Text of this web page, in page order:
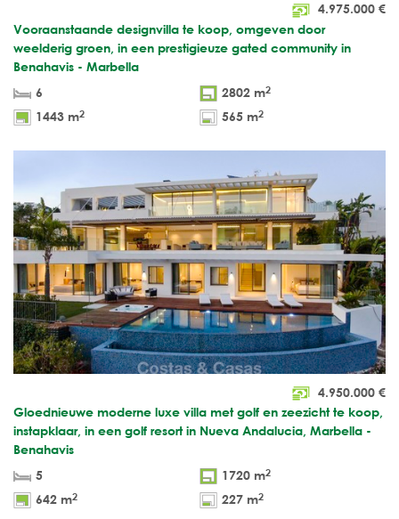
4.975.000 €
Vooraanstaande designvilla te koop, omgeven door
weelderig groen, in een prestigieuze gated community in
Benahavis - Marbella
6
2802 m2
1443 m2 565 m2
4.950.000 €
Gloednieuwe moderne luxe villa met golf en zeezicht te koop,
instapklaar, in een golf resort in Nueva Andalucia, Marbella -
Benahavis
5
1720 m2
642 m2 227 m2